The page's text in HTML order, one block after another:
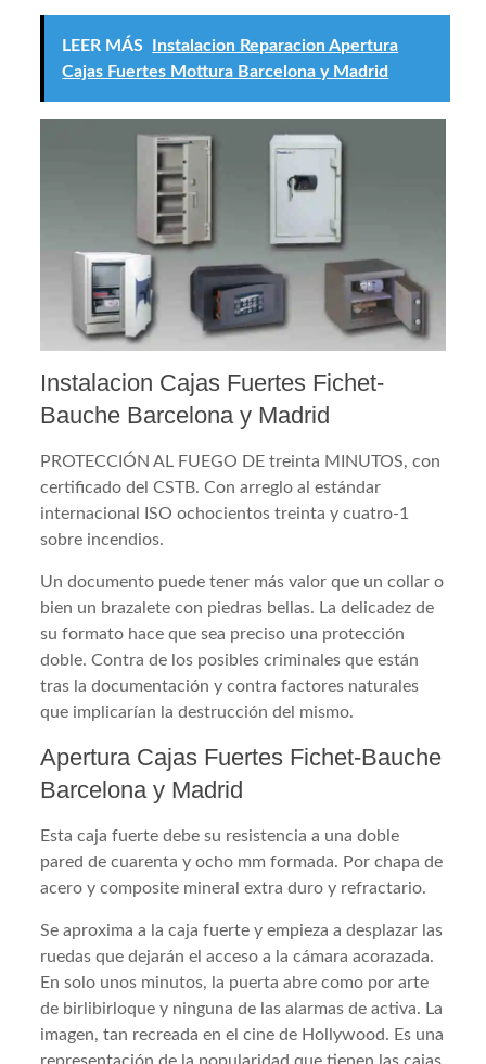
LEER MÁS
Instalacion Reparacion Apertura
Cajas Fuertes Mottura Barcelona y Madrid
Instalacion Cajas Fuertes Fichet-
Bauche Barcelona y Madrid
PROTECCIÓN AL FUEGO DE treinta MINUTOS, con
certificado del CSTB. Con arreglo al estándar
internacional ISO ochocientos treinta y cuatro-1
sobre incendios.
Un documento puede tener más valor que un collar o
bien un brazalete con piedras bellas. La delicadez de
su formato hace que sea preciso una protección
doble. Contra de los posibles criminales que están
tras la documentación y contra factores naturales
que implicarían la destrucción del mismo.
Apertura Cajas Fuertes Fichet-Bauche
Barcelona y Madrid
Esta caja fuerte debe su resistencia a una doble
pared de cuarenta y ocho mm formada. Por chapa de
acero y composite mineral extra duro y refractario.
Se aproxima a la caja fuerte y empieza a desplazar las
ruedas que dejarán el acceso a la cámara acorazada.
En solo unos minutos, la puerta abre como por arte
de birlibirloque y ninguna de las alarmas de activa. La
imagen, tan recreada en el cine de Hollywood. Es una